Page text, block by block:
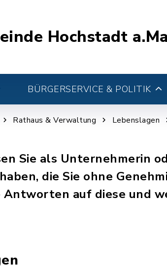
Hochstadt
BÜRGERSERVICE & POLITIK
Rathaus & Verwaltung Lebenslagen
Sie als Unternehmerin
die Sie ohne
Antworten auf diese und